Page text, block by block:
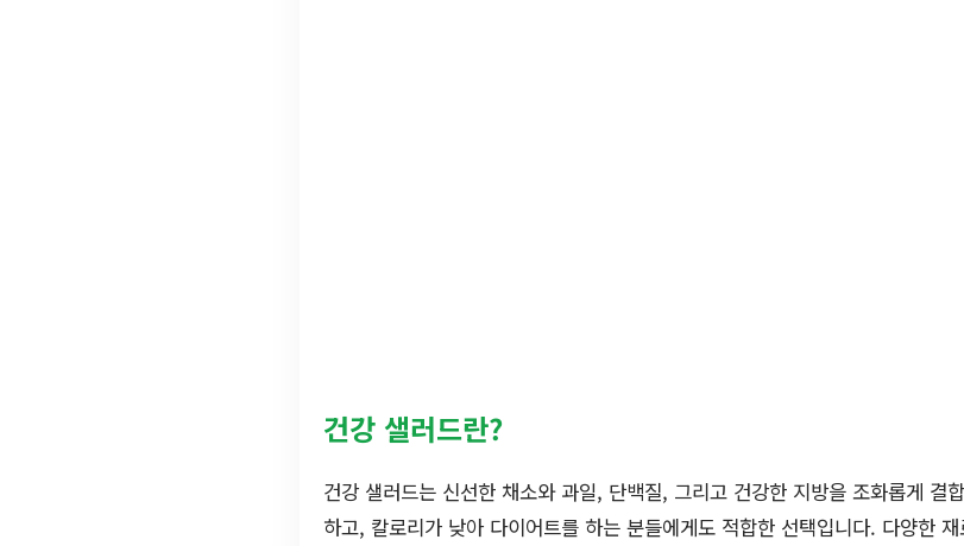
건강 샐러드란?
건강 샐러드는 신선한 채소와 과일, 단백질, 그리고 건강한 지방을 조화롭게 결
하고, 칼로리가 낮아 다이어트를 하는 분들에게도 적합한 선택입니다. 다양한